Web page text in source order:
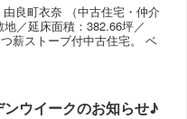
良町衣奈 （中古住宅・仲介
／延床面積：382.66坪／
薪ストーブ付中古住宅。 ベ
ンウイークのお知らせ♪